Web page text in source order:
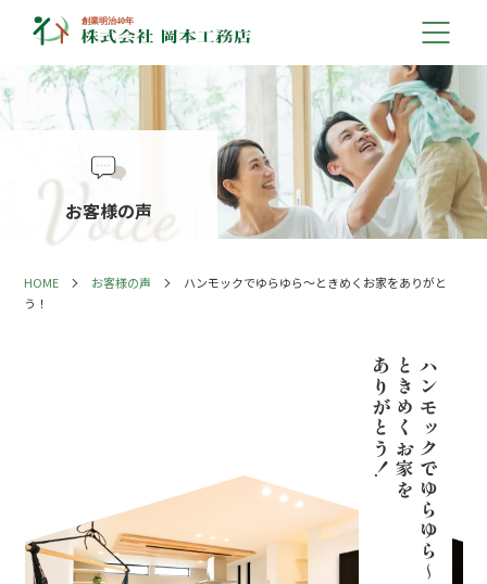
お客様の声
HOME お客様の声 ハンモックでゆらゆら～ときめくお家をありがと
う！
ハンモックでゆらゆら～
ときめくお家を
ありがとう！